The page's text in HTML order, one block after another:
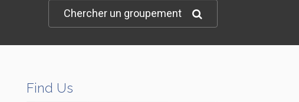
Chercher un groupement
Find Us